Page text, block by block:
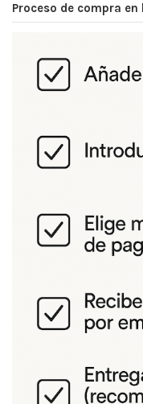
Proceso de compra